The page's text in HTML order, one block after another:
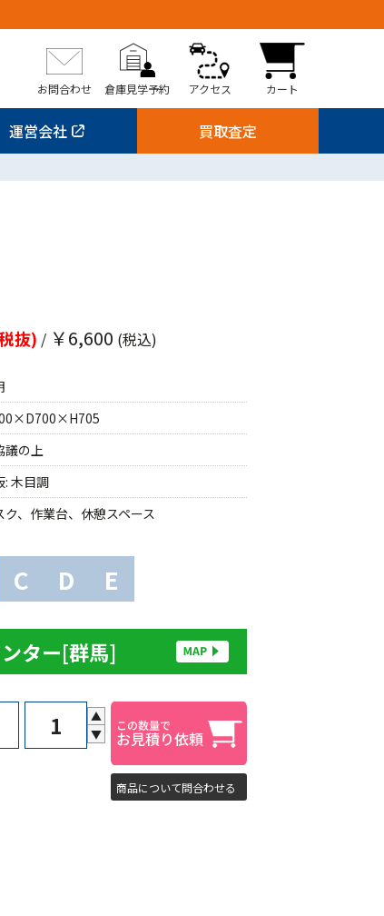
お問合わせ 倉庫見学予約 アクセス カート
運営会社 買取査定
抜) / ￥6,600 (税込)
議の上
: 木目調
ク、作業台、休憩スペース
C D E
ター[群馬]
▲
▼
商品について問合わせる